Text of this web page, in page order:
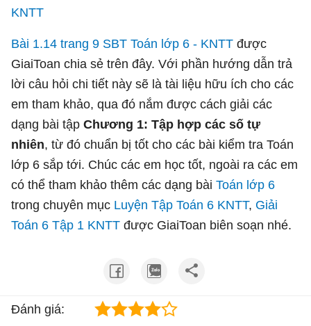
KNTT
Bài 1.14 trang 9 SBT Toán lớp 6 - KNTT được
GiaiToan chia sẻ trên đây. Với phần hướng dẫn trả
lời câu hỏi chi tiết này sẽ là tài liệu hữu ích cho các
em tham khảo, qua đó nắm được cách giải các
dạng bài tập Chương 1: Tập hợp các số tự
nhiên, từ đó chuẩn bị tốt cho các bài kiểm tra Toán
lớp 6 sắp tới. Chúc các em học tốt, ngoài ra các em
có thể tham khảo thêm các dạng bài Toán lớp 6
trong chuyên mục Luyện Tập Toán 6 KNTT, Giải
Toán 6 Tập 1 KNTT được GiaiToan biên soạn nhé.
Đánh giá: